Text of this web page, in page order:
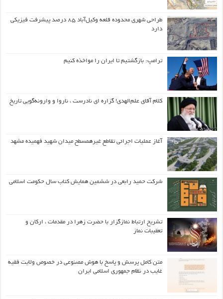
طراحی شهری محدوده قلعه وکیل‌آباد ۸۵ درصد پیشرفت فیزیکی
دارد
ترامپ: بازگشتیم تا ایران را مواخذه کنیم
کلام آقای علم‌الهدی! گزاره ای نادرست ، ناروا و وارونه‌گویی تاریخ
آغاز عملیات اجرائی تقاطع غیرهمسطح میدان شهید فهمیده مشهد
شرکت حمید رابعی در ششمین همایش کتاب سال حکومت اسلامی
تشریح ارتباط نمازگزار با حضرت زهرا در مقدمات ، ارکان و
تعقیبات نماز
متن کامل پرسش و پاسخ با هوش مصنوعی در خصوص ولایت فقیه
غایب در نظام جمهوری اسلامی ایران